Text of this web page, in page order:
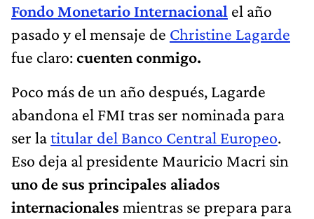
Fondo Monetario Internacional el año
pasado y el mensaje de Christine Lagarde
fue claro:cuenten conmigo.
Poco más de un año después, Lagarde
abandona el FMI tras ser nominada para
ser latitular del Banco Central Europeo.
Eso deja al presidente Mauricio Macri sin
uno de sus principales aliados
internacionales mientras se prepara para